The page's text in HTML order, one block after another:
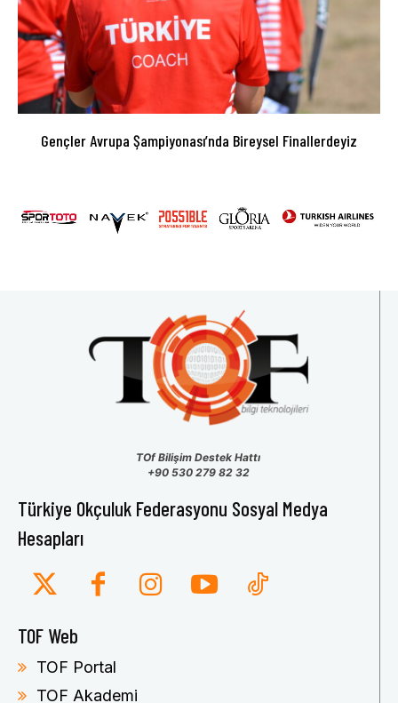
Gençler Avrupa Şampiyonası’nda Bireysel Finallerdeyiz
TOf Bilişim Destek Hattı
+90 530 279 82 32
Türkiye Okçuluk Federasyonu Sosyal Medya
Hesapları
TOF Web
TOF Portal
TOF Akademi